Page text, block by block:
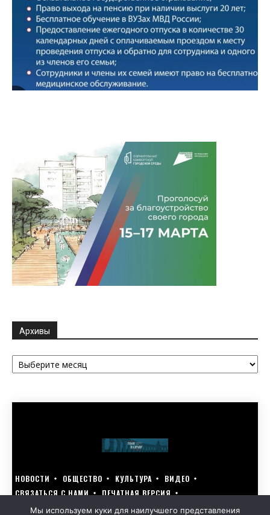
Архивы
Архивы
НОВОСТИ ОБЩЕСТВО КУЛЬТУРА
ВИДЕО
СВЯЗАТЬСЯ С НАМИ
ПЕЧАТНАЯ ВЕРСИЯ
ГОЛОСУЙ ЗА БЛАГОУСТРОЙСТВО СВОЕГО ГОРОДА 15–17 МАРТА
Мы используем куки для наилучшего представления